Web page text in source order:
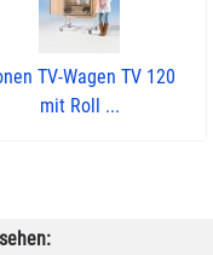
TV-Wagen TV 120
mit Roll ...